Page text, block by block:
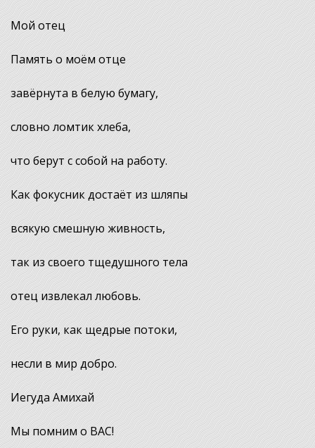
Мой отец
Память о моём отце
завёрнута в белую бумагу,
словно ломтик хлеба,
что берут с собой на работу.
Как фокусник достаёт из шляпы
всякую смешную живность,
так из своего тщедушного тела
отец извлекал любовь.
Его руки, как щедрые потоки,
несли в мир добро.
Иегуда Амихай
Мы помним о ВАС!